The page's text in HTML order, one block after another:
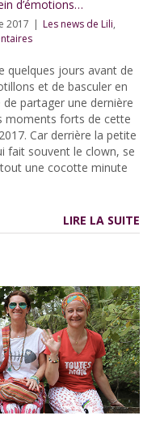
d’émotions…
2017 | Les news de Lili,
quelques jours avant de
et de basculer en
de partager une dernière
moments forts de cette
Car derrière la petite
fait souvent le clown, se
une cocotte minute
LIRE LA SUITE